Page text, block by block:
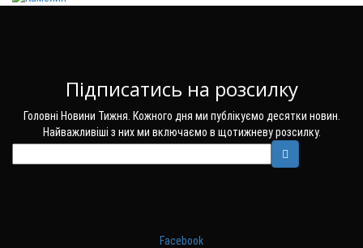
Підписатись на розсилку
Головні Новини Тижня. Кожного дня ми публікуємо десятки новин.
Найважливіші з них ми включаємо в щотижневу розсилку.
Facebook